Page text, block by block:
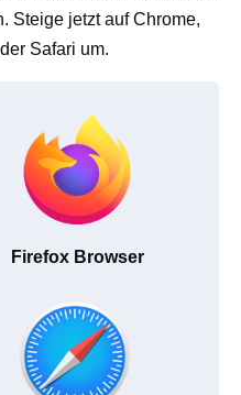
Steige jetzt auf Chrome,
Safari um.
Firefox Browser